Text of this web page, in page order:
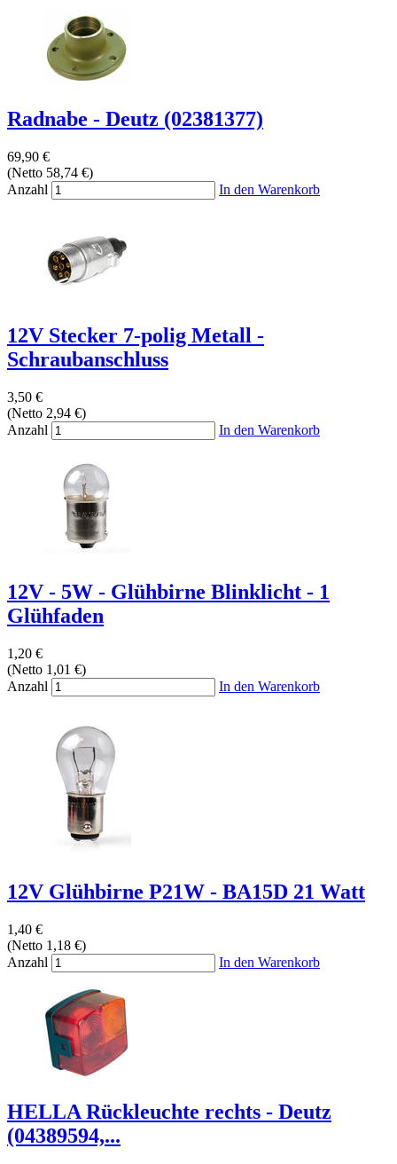
Radnabe - Deutz (02381377)
69,90 €
(Netto 58,74 €)
Anzahl
In den Warenkorb
12V Stecker 7-polig Metall -
Schraubanschluss
3,50 €
(Netto 2,94 €)
Anzahl
In den Warenkorb
12V - 5W - Glühbirne Blinklicht - 1
Glühfaden
1,20 €
(Netto 1,01 €)
Anzahl
In den Warenkorb
12V Glühbirne P21W - BA15D 21 Watt
1,40 €
(Netto 1,18 €)
Anzahl
In den Warenkorb
HELLA Rückleuchte rechts - Deutz
(04389594,...